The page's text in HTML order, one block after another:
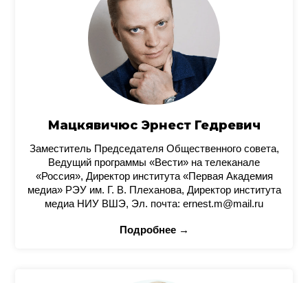
Мацкявичюс Эрнест Гедревич
Заместитель Председателя Общественного совета,
Ведущий программы «Вести» на телеканале
«Россия», Директор института «Первая Академия
медиа» РЭУ им. Г. В. Плеханова, Директор института
медиа НИУ ВШЭ, Эл. почта: ernest.m@mail.ru
Подробнее →